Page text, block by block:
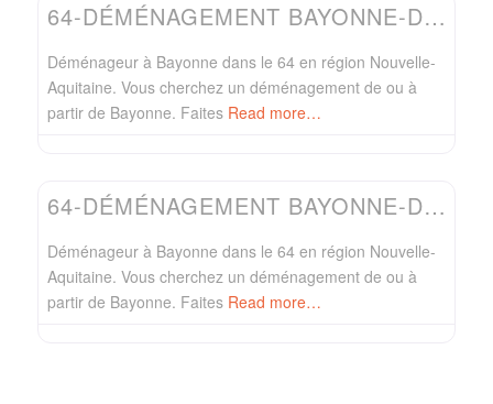
64-DÉMÉNAGEMENT BAYONNE-DÉMÉNAGEUR LMEX
Déménageur à Bayonne dans le 64 en région Nouvelle-
Aquitaine. Vous cherchez un déménagement de ou à
partir de Bayonne. Faites Read more…
64-DÉMÉNAGEMENT BAYONNE-DÉMÉNAGEUR GARROUSTE
Déménageur à Bayonne dans le 64 en région Nouvelle-
Aquitaine. Vous cherchez un déménagement de ou à
partir de Bayonne. Faites Read more…